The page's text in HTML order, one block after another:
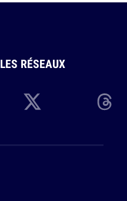
LES RÉSEAUX